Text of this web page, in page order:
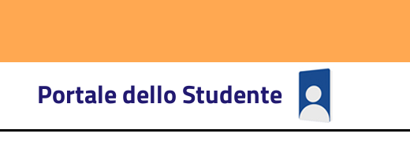
Portale dello Studente
menu-primary-15121-27